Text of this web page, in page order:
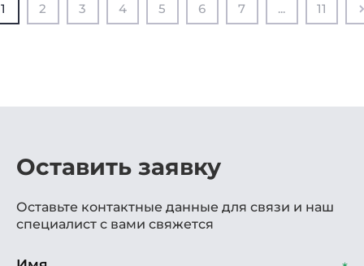
1 2 3 4 5 6 7 ... 11
Оставить заявку
Оставьте контактные данные для связи и наш
специалист с вами свяжется